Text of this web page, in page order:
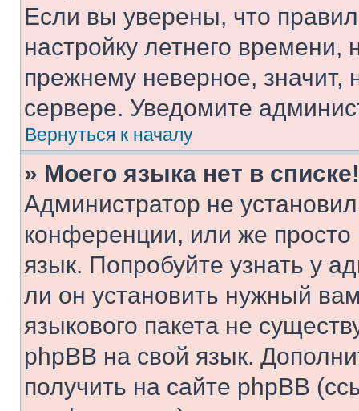
Если вы уверены, что
настройку летнего
прежнему неверное, значит,
сервере. Уведомите
Вернуться к началу
» Моего языка нет в списке!
Администратор не
конференции, или же
язык. Попробуйте узнать у
ли он установить нужный
языкового пакета не
phpBB на свой язык.
получить на сайте phpBB